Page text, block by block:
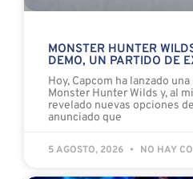
MONSTER HUNTER
DEMO, UN PARTIDO DE
Hoy, Capcom ha lanzado
Monster Hunter Wilds y, al
revelado nuevas opciones
anunciado que
5 AGOSTO, 2026 NO HAY